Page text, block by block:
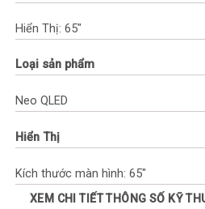
Hiển Thị: 65″
Loại sản phẩm
Neo QLED
Hiển Thị
Kích thước màn hình: 65″
XEM CHI TIẾT THÔNG SỐ KỸ